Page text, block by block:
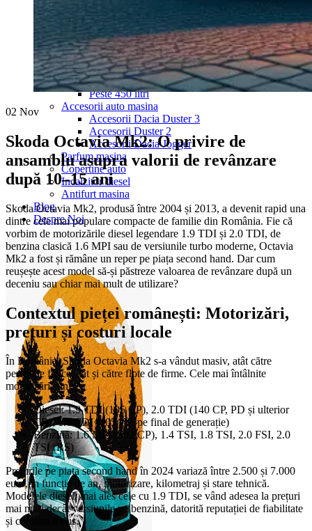
Navigație Skoda Superb 1
Navigație Skoda Superb 2
Navigație Toyota Avensis T25
Portbagaj Plafon Auto
Sub 350 Litri
Peste 350 Litri
Peste 450 litri
Accesorii auto masina
Accesorii Dacia Duster 3
Accesorii Duster 2
Accesorii Dacia Jogger
Parfum masina
Copertine auto
Incalzitor diesel
Antifurt masina
Blog
Despre Noi
02 Nov
Skoda Octavia Mk2: O privire de
ansamblu asupra valorii de revânzare
după 10–15 ani
Skoda Octavia Mk2, produsă între 2004 și 2013, a devenit rapid una
dintre cele mai populare compacte de familie din România. Fie că
vorbim de motorizările diesel legendare 1.9 TDI și 2.0 TDI, de
benzina clasică 1.6 MPI sau de versiunile turbo moderne, Octavia
Mk2 a fost și rămâne un reper pe piața second hand. Dar cum
reușește acest model să-și păstreze valoarea de revânzare după un
deceniu sau chiar mai mult de utilizare?
Contextul pieței românești: Motorizări,
prețuri și costuri locale
În România, Skoda Octavia Mk2 s-a vândut masiv, atât către
persoane fizice, cât și către flote de firme. Cele mai întâlnite
motorizări sunt:
Diesel: 1.9 TDI (105 CP), 2.0 TDI (140 CP, PD și ulterior
CR), 1.6 TDI (105 CP, pe final de generație)
Benzină: 1.6 MPI (102 CP), 1.4 TSI, 1.8 TSI, 2.0 FSI, 2.0
TSI (RS)
Prețurile pe piața second hand în 2024 variază între 2.500 și 7.000
euro, în funcție de an, motorizare, kilometraj și stare tehnică.
Modelele diesel, mai ales cele cu 1.9 TDI, se vând adesea la prețuri
mai mari decât versiunile pe benzină, datorită reputației de fiabilitate
și consum redus.